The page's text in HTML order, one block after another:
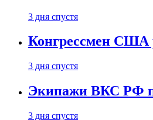
3 дня спустя
Конгрессмен США
3 дня спустя
Экипажи ВКС РФ
3 дня спустя